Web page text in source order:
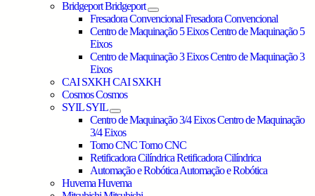
BridgeportBridgeport
Fresadora ConvencionalFresadora Convencional
Centro de Maquinação 5 EixosCentro de Maquinação 5
Eixos
Centro de Maquinação 3 EixosCentro de Maquinação 3
Eixos
CAI SXKHCAI SXKH
CosmosCosmos
SYIL SYIL
Centro de Maquinação 3/4 EixosCentro de Maquinação
3/4 Eixos
Torno CNCTorno CNC
Retificadora CilíndricaRetificadora Cilíndrica
Automação e RobóticaAutomação e Robótica
HuvemaHuvema